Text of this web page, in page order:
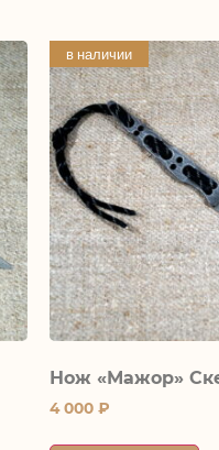
в наличии
Нож «Мажор»
4 000 ₽